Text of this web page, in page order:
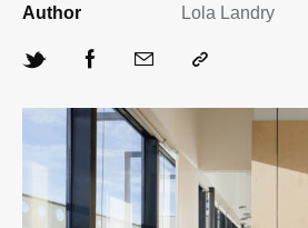
Author Lola Landry